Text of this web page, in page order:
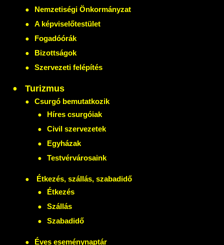
Nemzetiségi Önkormányzat
A képviselőtestület
Fogadóórák
Bizottságok
Szervezeti felépítés
Turizmus
Csurgó bemutatkozik
Híres csurgóiak
Civil szervezetek
Egyházak
Testvérvárosaink
Étkezés, szállás, szabadidő
Étkezés
Szállás
Szabadidő
Éves eseménynaptár